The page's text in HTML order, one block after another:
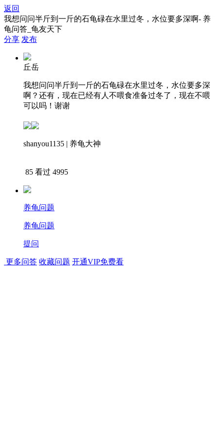
返回
我想问问半斤到一斤的石龟碌在水里过冬，水位要多深啊- 养
龟问答_龟友天下
分享 发布
丘岳
我想问问半斤到一斤的石龟碌在水里过冬，水位要多深
啊？还有，现在已经有人不喂食准备过冬了，现在不喂
可以吗！谢谢
shanyou1135 | 养龟大神
85 看过 4995
养龟问题
养龟问题
提问
更多问答 收藏问题 开通VIP免费看